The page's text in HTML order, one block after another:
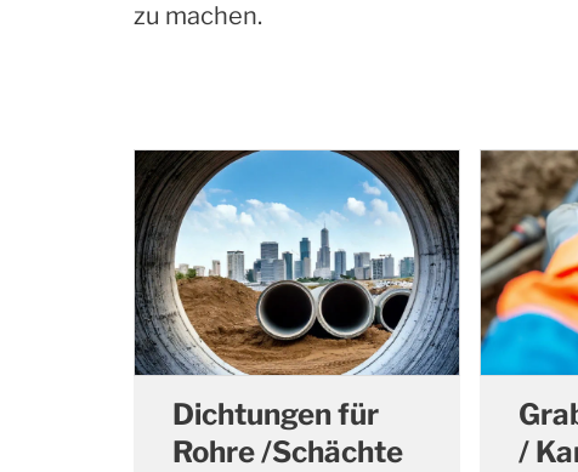
zu machen.
Dichtungen für
Rohre /Schächte
/